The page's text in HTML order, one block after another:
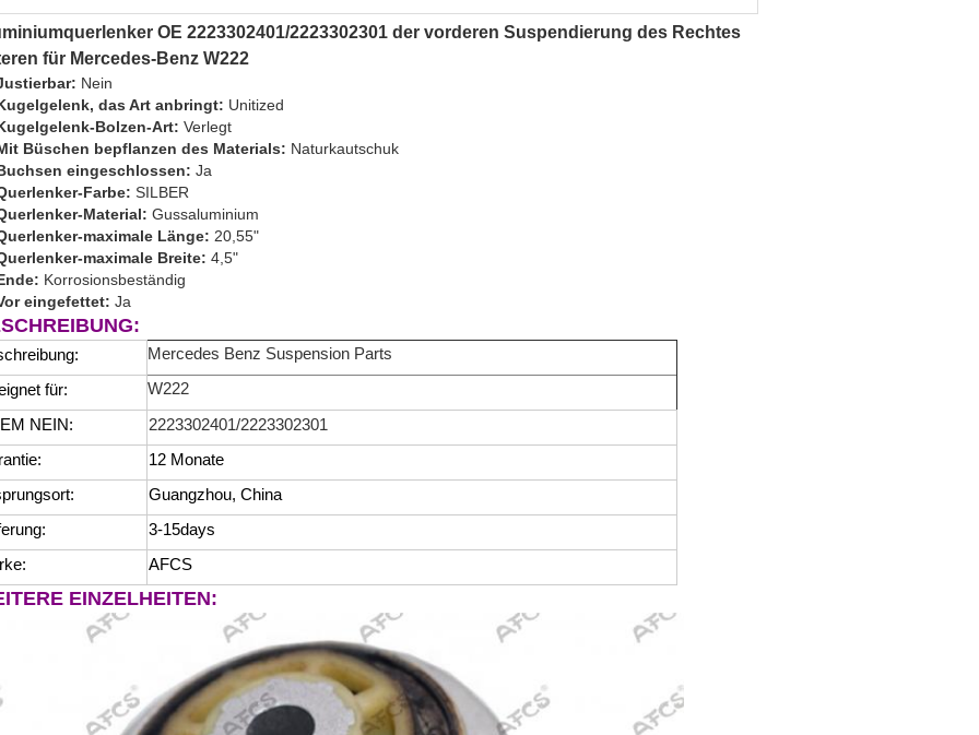
OE 2223302401/2223302301 der vorderen Suspendierung des Rechtes
für Mercedes-Benz W222
Nein
das Art anbringt: Unitized
Bolzen-Art: Verlegt
Büschen bepflanzen des Materials: Naturkautschuk
eingeschlossen: Ja
Farbe: SILBER
Material: Gussaluminium
maximale Länge: 20,55"
maximale Breite: 4,5"
Korrosionsbeständig
eingefettet: Ja
Mercedes Benz Suspension Parts
für:
W222
NEIN:
2223302401/2223302301
12 Monate
Guangzhou, China
3-15days
AFCS
EINZELHEITEN: